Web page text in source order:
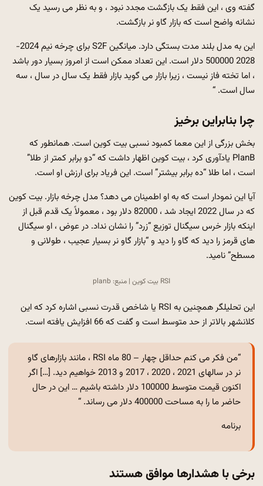
گفته وی ، این فقط یک بازگشت مجدد نبود ، و به نظر می رسید یک
نشانه واضح است که بازار گاو نر بازگشت.
این به مدل بلند مدت بستگی دارد. میانگین S2F برای چرخه نیم 2024-
2028 500000 دلار است. این تعداد ممکن است از امروز بسیار دور باشد
، اما تخته فاز نیست ، زیرا بازار می گوید بازار فقط یک سال در سال ، سه
سال است. “
چرا بنابراین برخیز
بخش بزرگی از این معما کمبود نسبی بیت کوین است. همانطور که
PlanB یادآوری کرد ، بیت کوین اظهار داشت که “دو برابر کمتر از طلا”
است ، اما طلا “ده برابر بیشتر” است. این فریاد برای ارزش او است.
آیا این نمودار است که به او اطمینان می دهد؟ مدل چرخه بازار. بیت کوین
که در سال 2022 ایجاد شد ، 82000 دلار بود ، معمولاً یک قدم قبل از
اینکه بازار خرس سیگنال توزیع “زرد” را نشان نداد. در عوض ، او سیگنال
های قرمز را دید که گاو را دید و “بازار گاو نر بسیار عجیب ، طولانی و
مسطح” نامید.
RSI بیت کوین | منبع: planb
این تحلیلگر همچنین به RSI یا شاخص قدرت نسبی اشاره کرد که این
کلانشهر بالاتر از حد متوسط ​​است و گفت که 66 افزایش یافته است.
“من فکر می کنم حداقل چهار – 80 ماه RSI ، مانند بازارهای گاو
نر در سالهای 2021 ، 2020 ، 2017 و 2013 خواهیم دید. […] اگر
اکنون قیمت متوسط ​​100000 دلار داشته باشیم … این در حال
حاضر ما را به مساحت 400000 دلار می رساند. “
برنامه
برخی با هشدارها موافق هستند